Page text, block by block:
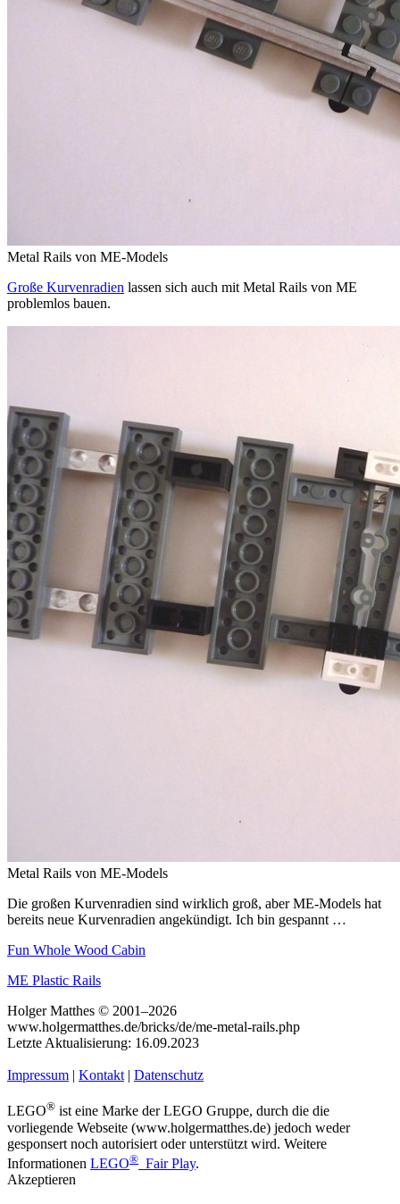
Metal Rails von ME-Models
Große Kurvenradien lassen sich auch mit Metal Rails von ME
problemlos bauen.
Metal Rails von ME-Models
Die großen Kurvenradien sind wirklich groß, aber ME-Models hat
bereits neue Kurvenradien angekündigt. Ich bin gespannt …
Fun Whole Wood Cabin
ME Plastic Rails
Holger Matthes © 2001–2026
www.holgermatthes.de/bricks/de/me-metal-rails.php
Letzte Aktualisierung: 16.09.2023
Impressum | Kontakt| Datenschutz
LEGO® ist eine Marke der LEGO Gruppe, durch die die
vorliegende Webseite (www.holgermatthes.de) jedoch weder
gesponsert noch autorisiert oder unterstützt wird. Weitere
Informationen LEGO® Fair Play.
Akzeptieren